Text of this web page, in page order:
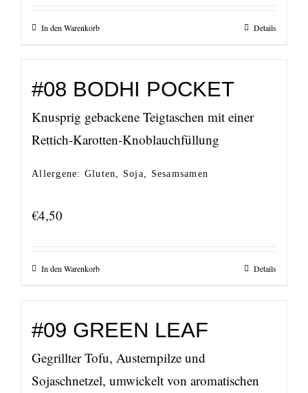
In den Warenkorb Details
#08 BODHI POCKET
Knusprig gebackene Teigtaschen mit einer
Rettich-Karotten-Knoblauchfüllung
Allergene: Gluten, Soja, Sesamsamen
€4,50
In den Warenkorb Details
#09 GREEN LEAF
Gegrillter Tofu, Austernpilze und
Sojaschnetzel, umwickelt von aromatischen